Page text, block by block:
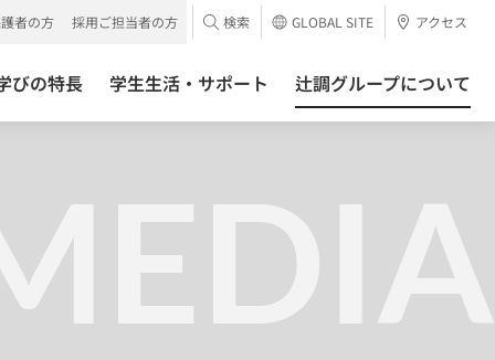
びの特長 学生生活・サポート 辻調グループについて
者の方 採用ご担当者の方 検索 GLOBAL SITE アクセス